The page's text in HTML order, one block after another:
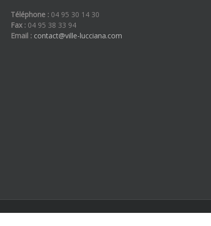
Téléphone :04 95 30 14 30
Fax :04 95 38 33 94
Email : contact@ville-lucciana.com